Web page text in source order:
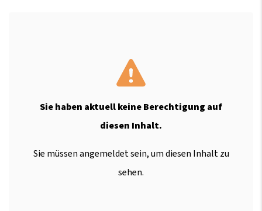
Sie haben aktuell keine Berechtigung auf
diesen Inhalt.
Sie müssen angemeldet sein, um diesen Inhalt zu
sehen.